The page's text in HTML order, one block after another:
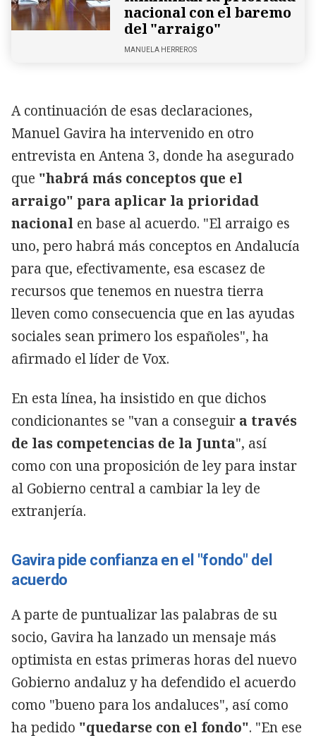
nacional con el baremo
del "arraigo"
MANUELA HERREROS
A continuación de esas declaraciones,
Manuel Gavira ha intervenido en otro
entrevista en Antena 3, donde ha asegurado
que "habrá más conceptos que el
arraigo" para aplicar la prioridad
nacional en base al acuerdo. "El arraigo es
uno, pero habrá más conceptos en Andalucía
para que, efectivamente, esa escasez de
recursos que tenemos en nuestra tierra
lleven como consecuencia que en las ayudas
sociales sean primero los españoles", ha
afirmado el líder de Vox.
En esta línea, ha insistido en que dichos
condicionantes se "van a conseguir a través
de las competencias de la Junta", así
como con una proposición de ley para instar
al Gobierno central a cambiar la ley de
extranjería.
Gavira pide confianza en el "fondo" del
acuerdo
A parte de puntualizar las palabras de su
socio, Gavira ha lanzado un mensaje más
optimista en estas primeras horas del nuevo
Gobierno andaluz y ha defendido el acuerdo
como "bueno para los andaluces", así como
ha pedido "quedarse con el fondo". "En ese